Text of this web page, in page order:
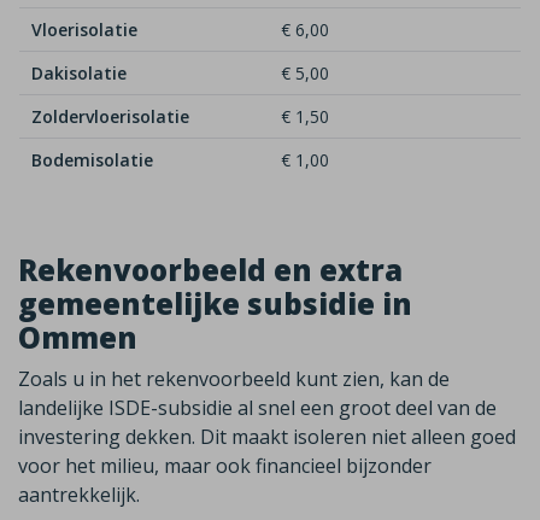
Vloerisolatie
€ 6,00
Dakisolatie
€ 5,00
Zoldervloerisolatie
€ 1,50
Bodemisolatie
€ 1,00
Rekenvoorbeeld en extra
gemeentelijke subsidie in
Ommen
Zoals u in het rekenvoorbeeld kunt zien, kan de
landelijke ISDE-subsidie al snel een groot deel van de
investering dekken. Dit maakt isoleren niet alleen goed
voor het milieu, maar ook financieel bijzonder
aantrekkelijk.